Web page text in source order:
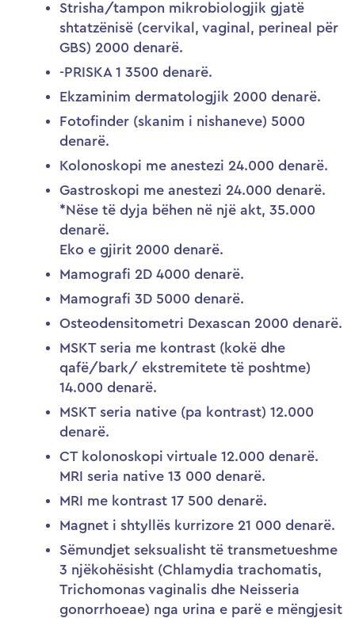
Strisha/tampon mikrobiologjik gjatë
shtatzënisë (cervikal, vaginal, perineal për
GBS) 2000 denarë.
-PRISKA 1 3500 denarë.
Ekzaminim dermatologjik 2000 denarë.
Fotofinder (skanim i nishaneve) 5000
denarë.
Kolonoskopi me anestezi 24.000 denarë.
Gastroskopi me anestezi 24.000 denarë.
*Nëse të dyja bëhen në një akt, 35.000
denarë.
Eko e gjirit 2000 denarë.
Mamografi 2D 4000 denarë.
Mamografi 3D 5000 denarë.
Osteodensitometri Dexascan 2000 denarë.
MSKT seria me kontrast (kokë dhe
qafë/bark/ ekstremitete të poshtme)
14.000 denarë.
MSKT seria native (pa kontrast) 12.000
denarë.
CT kolonoskopi virtuale 12.000 denarë.
MRI seria native 13 000 denarë.
MRI me kontrast 17 500 denarë.
Magnet i shtyllës kurrizore 21 000 denarë.
Sëmundjet seksualisht të transmetueshme
3 njëkohësisht (Chlamydia trachomatis,
Trichomonas vaginalis dhe Neisseria
gonorrhoeae) nga urina e parë e mëngjesit